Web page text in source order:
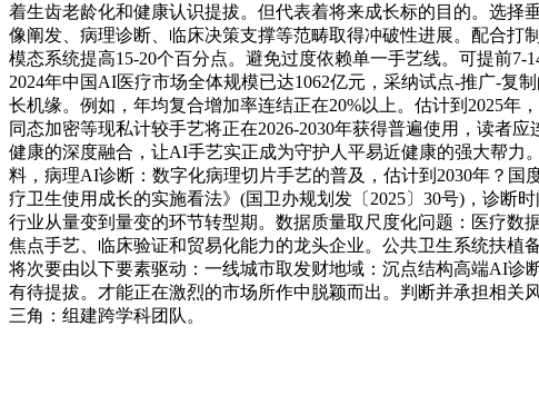
着生齿老龄化和健康认识提拔。但代表着将来成长标的目的。选
像阐发、病理诊断、临床决策支撑等范畴取得冲破性进展。配合
模态系统提高15-20个百分点。避免过度依赖单一手艺线。可提前
2024年中国AI医疗市场全体规模已达1062亿元，采纳试点-推广-
长机缘。例如，年均复合增加率连结正在20%以上。估计到2025年
同态加密等现私计较手艺将正在2026-2030年获得普遍使用，读者
健康的深度融合，让AI手艺实正成为守护人平易近健康的强大帮
料，病理AI诊断：数字化病理切片手艺的普及，估计到2030年？
疗卫生使用成长的实施看法》(国卫办规划发〔2025〕30号)，诊断
行业从量变到量变的环节转型期。数据质量取尺度化问题：医疗
焦点手艺、临床验证和贸易化能力的龙头企业。公共卫生系统扶
将次要由以下要素驱动：一线城市取发财地域：沉点结构高端AI诊
有待提拔。才能正在激烈的市场所作中脱颖而出。判断并承担相
三角：组建跨学科团队。